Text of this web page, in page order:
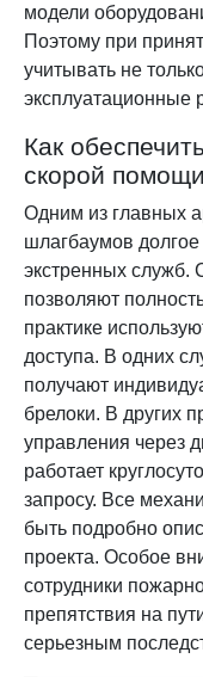
модели
Поэтому при
учитывать не
эксплуатационные
Как
скорой помощи
Одним из главных
шлагбаумов
экстренных служб.
позволяют
практике
доступа. В одних
получают
брелоки. В других
управления через
работает
запросу. Все
быть подробно
проекта. Особое
сотрудники
препятствия на
серьезным